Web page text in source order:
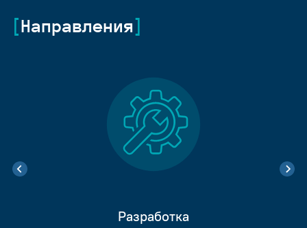
Направления
Разработка